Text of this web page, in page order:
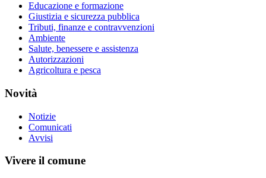
Educazione e formazione
Giustizia e sicurezza pubblica
Tributi, finanze e contravvenzioni
Ambiente
Salute, benessere e assistenza
Autorizzazioni
Agricoltura e pesca
Novità
Notizie
Comunicati
Avvisi
Vivere il comune